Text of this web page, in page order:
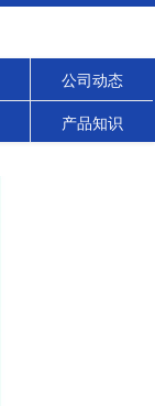
公司动态
产品知识